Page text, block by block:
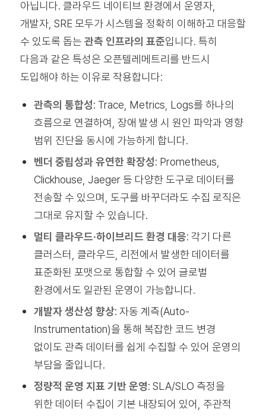
아닙니다. 클라우드 네이티브 환경에서 운영자,
개발자, SRE 모두가 시스템을 정확히 이해하고 대응할
수 있도록 돕는 관측 인프라의 표준입니다. 특히
다음과 같은 특성은 오픈텔레메트리를 반드시
도입해야 하는 이유로 작용합니다:
관측의 통합성: Trace, Metrics, Logs를 하나의
흐름으로 연결하여, 장애 발생 시 원인 파악과 영향
범위 진단을 동시에 가능하게 합니다.
벤더 중립성과 유연한 확장성: Prometheus,
Clickhouse, Jaeger 등 다양한 도구로 데이터를
전송할 수 있으며, 도구를 바꾸더라도 수집 로직은
그대로 유지할 수 있습니다.
멀티 클라우드·하이브리드 환경 대응: 각기 다른
클러스터, 클라우드, 리전에서 발생한 데이터를
표준화된 포맷으로 통합할 수 있어 글로벌
환경에서도 일관된 운영이 가능합니다.
개발자 생산성 향상: 자동 계측(Auto-
Instrumentation)을 통해 복잡한 코드 변경
없이도 관측 데이터를 쉽게 수집할 수 있어 운영의
부담을 줄입니다.
정량적 운영 지표 기반 운영: SLA/SLO 측정을
위한 데이터 수집이 기본 내장되어 있어, 주관적